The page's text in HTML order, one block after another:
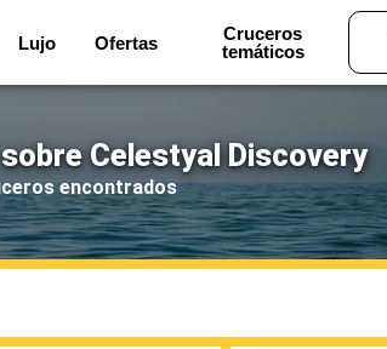
Lujo Ofertas
Cruceros
temáticos
Celestyal Discovery
encontrados